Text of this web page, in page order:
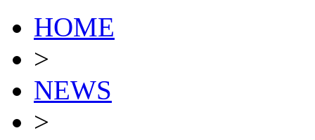
HOME
>
NEWS
>